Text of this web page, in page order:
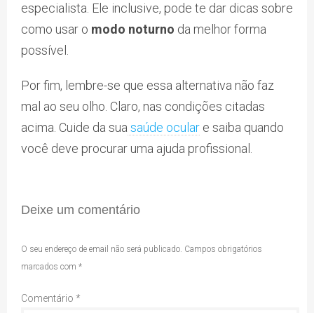
especialista. Ele inclusive, pode te dar dicas sobre
como usar o modo noturno da melhor forma
possível.
Por fim, lembre-se que essa alternativa não faz
mal ao seu olho. Claro, nas condições citadas
acima. Cuide da sua saúde ocular e saiba quando
você deve procurar uma ajuda profissional.
Deixe um comentário
O seu endereço de email não será publicado. Campos obrigatórios
marcados com *
Comentário *